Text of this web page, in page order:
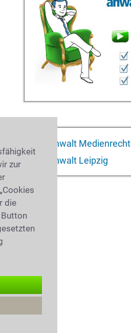
Anwalt Medienrecht
Anwalt Leipzig
zur
die
Button